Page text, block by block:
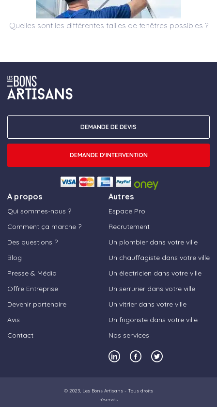
Quelles sont les différentes tailles de fenêtres possibles ?
A propos
Qui sommes-nous ?
Comment ça marche ?
Des questions ?
Blog
Presse & Média
Offre Entreprise
Devenir partenaire
Avis
Contact
Autres
Espace Pro
Recrutement
Un plombier dans votre ville
Un chauffagiste dans votre ville
Un électricien dans votre ville
Un serrurier dans votre ville
Un vitrier dans votre ville
Un frigoriste dans votre ville
Nos services
DEMANDE DE DEVIS
DEMANDE D'INTERVENTION
© 2023, Les Bons Artisans - Tous droits
réservés